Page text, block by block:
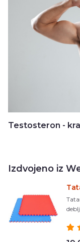
Testosteron -
Izdvojeno iz